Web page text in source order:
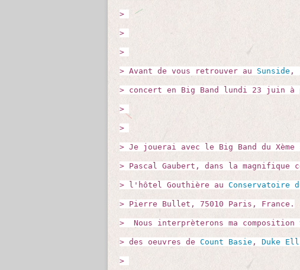
>
>
>
> Avant de vous retrouver au Sunside ,
> concert en Big Band lundi 23 juin à
>
>
> Je jouerai avec le Big Band du
> Pascal Gaubert, dans la magnifique
> l'hôtel Gouthière au Conservatoire
> Pierre Bullet, 75010 Paris, France.
> Nous interprèterons ma composition
> des oeuvres de Count Basie , Duke
>